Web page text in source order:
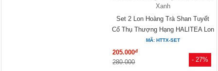
- 27%
Set 2 Lon Hoàng Trà Shan Tuyết
Cổ Thụ Thượng Hạng HALITEA Lon
Xanh
MÃ: HTTX-SET
205.000đ
280.000